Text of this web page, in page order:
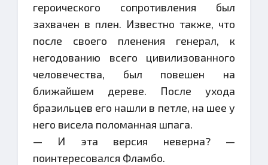
героического сопротивления был
захвачен в плен. Известно также, что
после своего пленения генерал, к
негодованию всего цивилизованного
человечества, был повешен на
ближайшем дереве. После ухода
бразильцев его нашли в петле, на шее у
него висела поломанная шпага.
— И эта версия неверна? —
поинтересовался Фламбо.